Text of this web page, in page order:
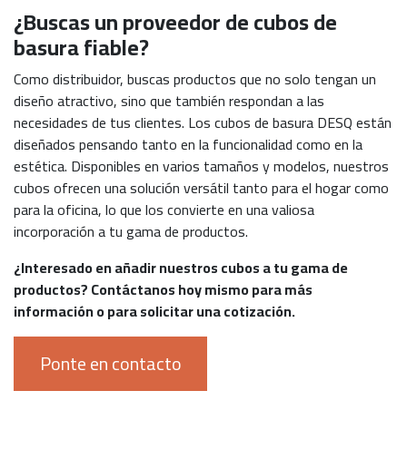
¿Buscas un proveedor de cubos de
basura fiable?
Como distribuidor, buscas productos que no solo tengan un
diseño atractivo, sino que también respondan a las
necesidades de tus clientes. Los cubos de basura DESQ están
diseñados pensando tanto en la funcionalidad como en la
estética. Disponibles en varios tamaños y modelos, nuestros
cubos ofrecen una solución versátil tanto para el hogar como
para la oficina, lo que los convierte en una valiosa
incorporación a tu gama de productos.
¿Interesado en añadir nuestros cubos a tu gama de
productos? Contáctanos hoy mismo para más
información o para solicitar una cotización.
Ponte en contacto